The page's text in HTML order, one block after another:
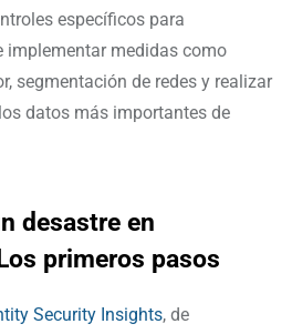
específicos para
implementar medidas como
segmentación de redes y realizar
datos más importantes de
desastre en
primeros pasos
Security Insights, de